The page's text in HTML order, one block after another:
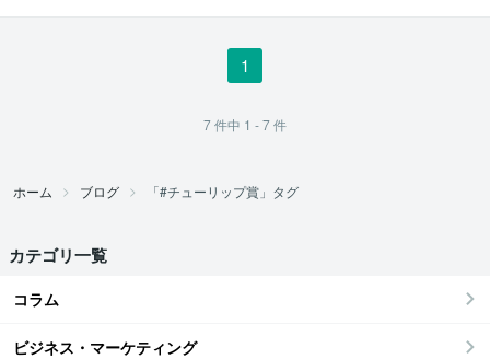
1
7件中 1 - 7件
ホーム ブログ 「#チューリップ賞」タグ
カテゴリ一覧
コラム
ビジネス・マーケティング